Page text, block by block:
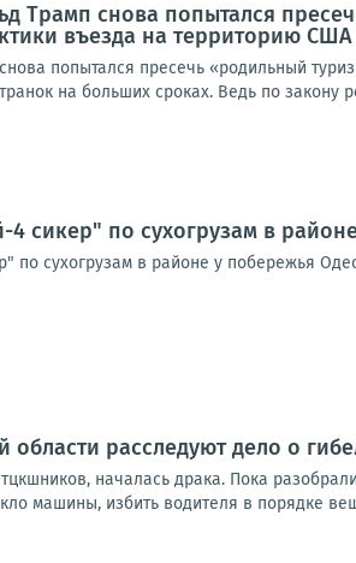
Трамп снова попытался
въезда на территорию
попытался пресечь «родильный
на больших сроках. Ведь по закону
сикер" по сухогрузам в
по сухогрузам в районе у побережья
области расследуют дело о
началась драка. Пока
машины, избить водителя в порядке